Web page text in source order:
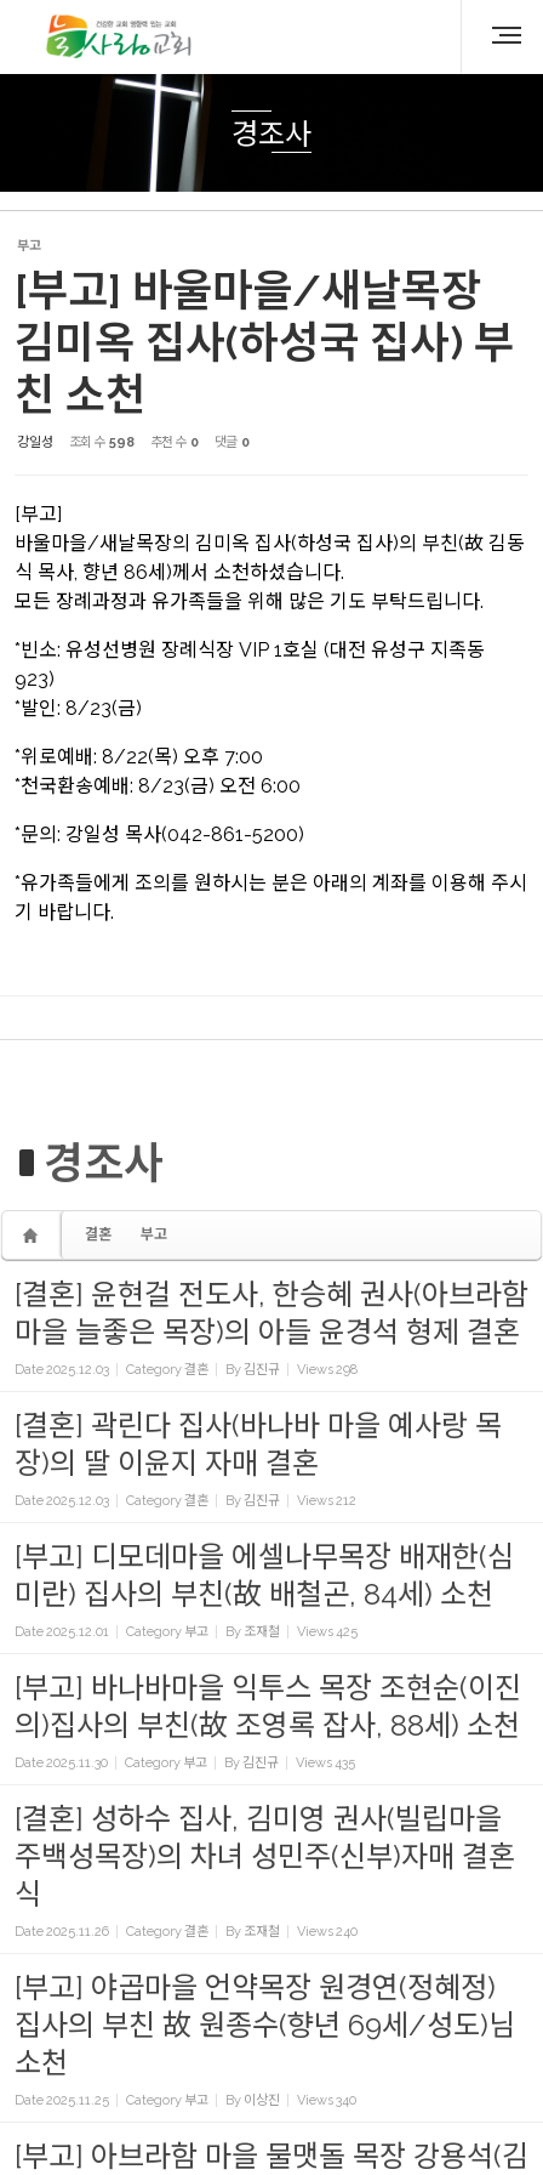
경조사
부고
[부고] 바울마을/새날목장
김미옥 집사(하성국 집사) 부
친 소천
강일성 조회 수 598 추천 수 0 댓글 0
[부고]
바울마을/새날목장의 김미옥 집사(하성국 집사)의 부친(故 김동
식 목사, 향년 86세)께서 소천하셨습니다.
모든 장례과정과 유가족들을 위해 많은 기도 부탁드립니다.
*빈소: 유성선병원 장례식장 VIP 1호실 (대전 유성구 지족동
923)
*발인: 8/23(금)
*위로예배: 8/22(목) 오후 7:00
*천국환송예배: 8/23(금) 오전 6:00
*문의: 강일성 목사(042-861-5200)
*유가족들에게 조의를 원하시는 분은 아래의 계좌를 이용해 주시
기 바랍니다.
경조사
결혼 부고
[결혼] 윤현걸 전도사, 한승혜 권사(아브라함
마을 늘좋은 목장)의 아들 윤경석 형제 결혼
Date2025.12.03 Category결혼 By 김진규 Views298
[결혼] 곽린다 집사(바나바 마을 예사랑 목
장)의 딸 이윤지 자매 결혼
Date2025.12.03 Category결혼 By 김진규 Views212
[부고] 디모데마을 에셀나무목장 배재한(심
미란) 집사의 부친(故 배철곤, 84세) 소천
Date2025.12.01 Category 부고 By 조재철 Views425
[부고] 바나바마을 익투스 목장 조현순(이진
의)집사의 부친(故 조영록 잡사, 88세) 소천
Date2025.11.30 Category 부고 By 김진규 Views435
[결혼] 성하수 집사, 김미영 권사(빌립마을
주백성목장)의 차녀 성민주(신부)자매 결혼
식
Date2025.11.26 Category결혼 By 조재철 Views240
[부고] 야곱마을 언약목장 원경연(정혜정)
집사의 부친 故 원종수(향년 69세/성도)님
소천
Date2025.11.25 Category 부고 By 이상진 Views340
[부고] 아브라함 마을 물맷돌 목장 강용석(김